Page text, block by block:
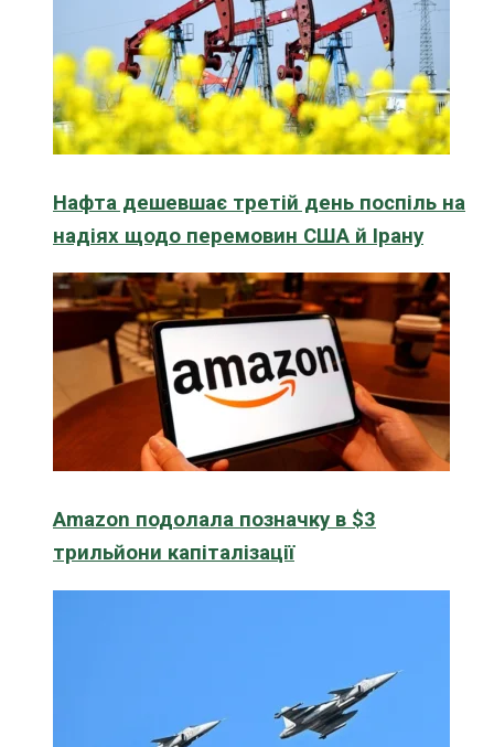
Нафта дешевшає третій день поспіль на
надіях щодо перемовин США й Ірану
Amazon подолала позначку в $3
трильйони капіталізації